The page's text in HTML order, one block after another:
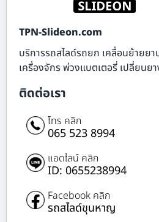
TPN-Slideon.com
บริการรถสไลด์รถยก เคลื่อนย้ายย
เครื่องจักร พ่วงแบตเตอรี่ เปลี่ยนยา
ติดต่อเรา
โทร คลิก
065 523 8994
แอดไลน์ คลิก
ID: 0655238994
Facebook คลิก
รถสไลด์ขุนหาญ